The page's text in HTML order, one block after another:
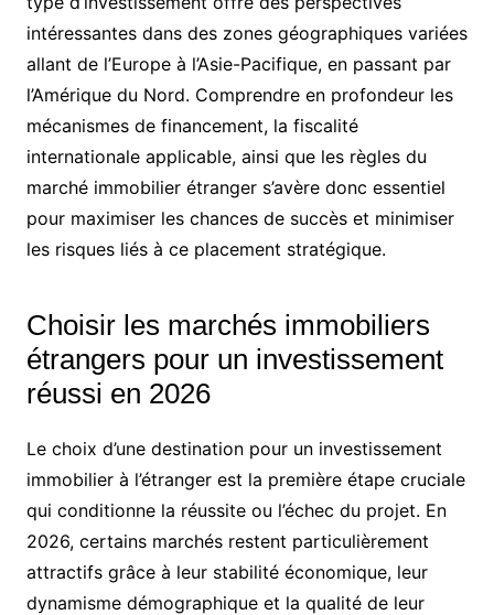
intéressantes dans des zones géographiques variées
allant de l’Europe à l’Asie-Pacifique, en passant par
l’Amérique du Nord. Comprendre en profondeur les
mécanismes de financement, la fiscalité
internationale applicable, ainsi que les règles du
marché immobilier étranger s’avère donc essentiel
pour maximiser les chances de succès et minimiser
les risques liés à ce placement stratégique.
Choisir les marchés immobiliers
étrangers pour un investissement
réussi en 2026
Le choix d’une destination pour un investissement
immobilier à l’étranger est la première étape cruciale
qui conditionne la réussite ou l’échec du projet. En
2026, certains marchés restent particulièrement
attractifs grâce à leur stabilité économique, leur
dynamisme démographique et la qualité de leur